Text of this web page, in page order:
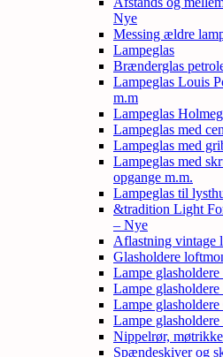
Nye
Messing ældre
Lampeglas
Brænderglas
Lampeglas Louis
m.m
Lampeglas
Lampeglas med
Lampeglas med
Lampeglas med
opgange m.m.
Lampeglas til
&tradition Light
– Nye
Aflastning vintage
Glasholdere
Lampe
Lampe
Lampe
Lampe
Nippelrør,
Spændeskiver og